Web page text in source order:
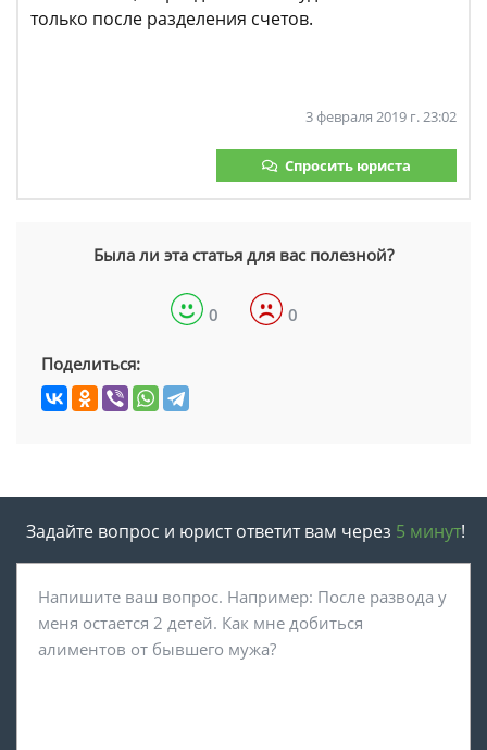
только после разделения счетов.
3 февраля 2019 г. 23:02
Спросить юриста
Была ли эта статья для вас полезной?
0 0
Поделиться:
Задайте вопрос и юрист ответит вам через 5 минут!